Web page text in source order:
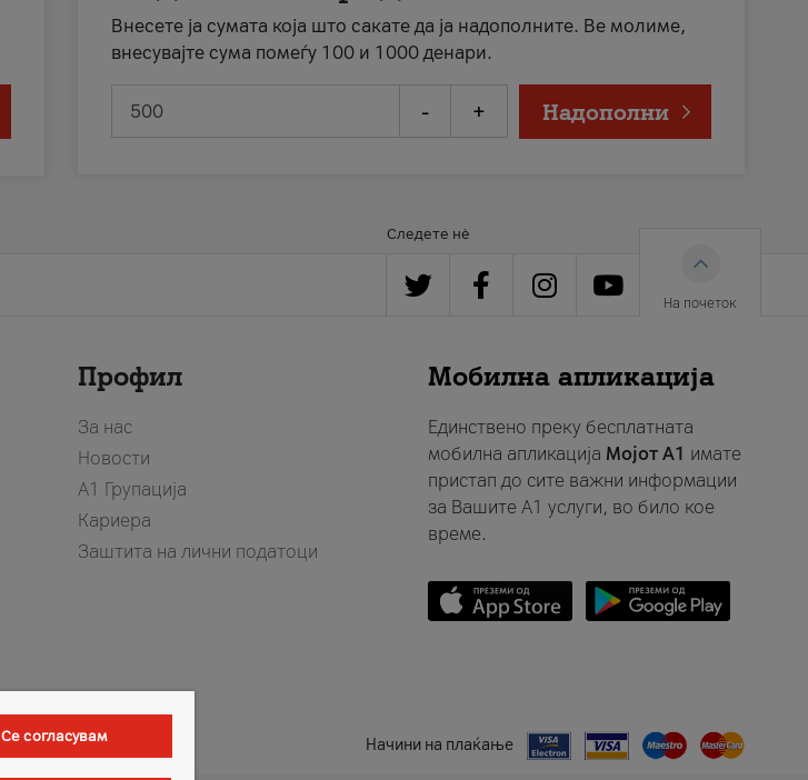
Внесете ја сумата која што сакате да ја надополните. Ве молиме,
внесувајте сума помеѓу 100 и 1000 денари.
- + Надополни
Следете нè
На почеток
Профил
За нас
Новости
А1 Групација
Кариера
Заштита на лични податоци
Мобилна апликација
Единствено преку бесплатната
мобилна апликација Мојот A1 имате
пристап до сите важни информации
за Вашите A1 услуги, во било кое
време.
Начини на плаќање
Се согласувам